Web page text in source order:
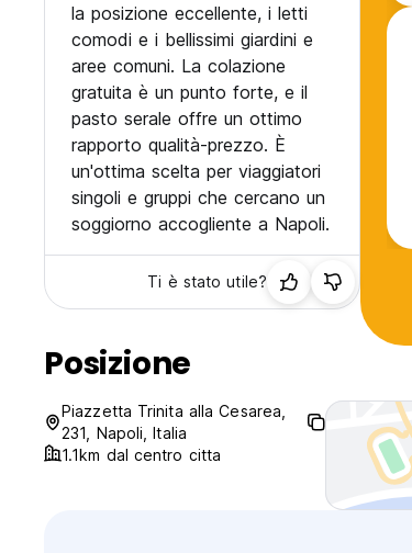
la posizione eccellente, i letti
comodi e i bellissimi giardini e
aree comuni. La colazione
gratuita è un punto forte, e il
pasto serale offre un ottimo
rapporto qualità-prezzo. È
un'ottima scelta per viaggiatori
singoli e gruppi che cercano un
soggiorno accogliente a Napoli.
Ti è stato utile?
Posizione
Piazzetta Trinita alla Cesarea,
231, Napoli, Italia
1.1km dal centro citta